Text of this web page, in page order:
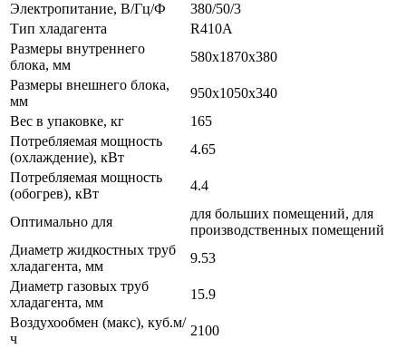
Электропитание, В/Гц/Ф
380/50/3
Тип хладагента
R410A
Размеры внутреннего
блока, мм
580x1870x380
Размеры внешнего блока,
мм
950x1050x340
Вес в упаковке, кг
165
Потребляемая мощность
(охлаждение), кВт
4.65
Потребляемая мощность
(обогрев), кВт
4.4
Оптимально для
для больших помещений, для
производственных помещений
Диаметр жидкостных труб
хладагента, мм
9.53
Диаметр газовых труб
хладагента, мм
15.9
Воздухообмен (макс), куб.м/
ч
2100